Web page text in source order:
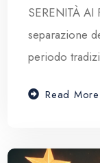
SERENITÀ AI
separazione
periodo
Read More